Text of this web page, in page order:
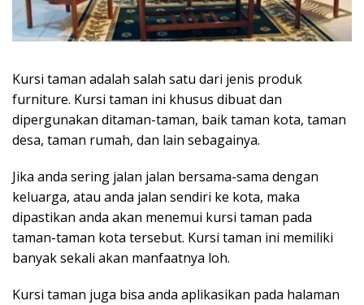
Kursi taman adalah salah satu dari jenis produk
furniture. Kursi taman ini khusus dibuat dan
dipergunakan ditaman-taman, baik taman kota, taman
desa, taman rumah, dan lain sebagainya.
Jika anda sering jalan jalan bersama-sama dengan
keluarga, atau anda jalan sendiri ke kota, maka
dipastikan anda akan menemui kursi taman pada
taman-taman kota tersebut. Kursi taman ini memiliki
banyak sekali akan manfaatnya loh.
Kursi taman juga bisa anda aplikasikan pada halaman